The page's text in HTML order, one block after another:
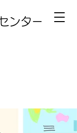
ンター